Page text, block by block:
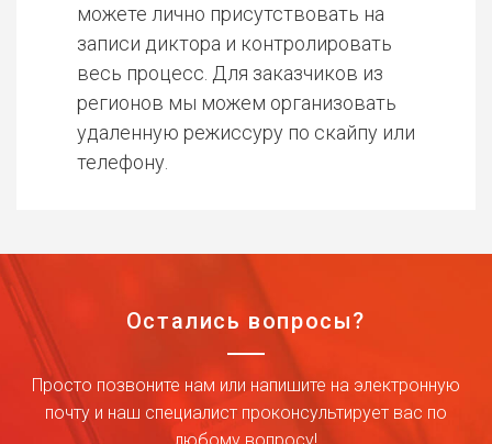
можете лично присутствовать на
записи диктора и контролировать
весь процесс. Для заказчиков из
регионов мы можем организовать
удаленную режиссуру по скайпу или
телефону.
Остались вопросы?
Просто позвоните нам или напишите на электронную
почту и наш специалист проконсультирует вас по
любому вопросу!